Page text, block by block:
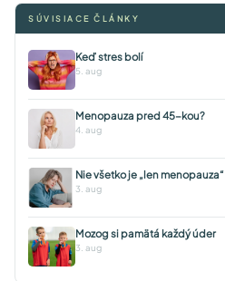
SÚVISIACE ČLÁNKY
Keď stres bolí
5. aug
Menopauza pred 45-kou?
4. aug
Nie všetko je „len menopauza“
3. aug
Mozog si pamätá každý úder
3. aug